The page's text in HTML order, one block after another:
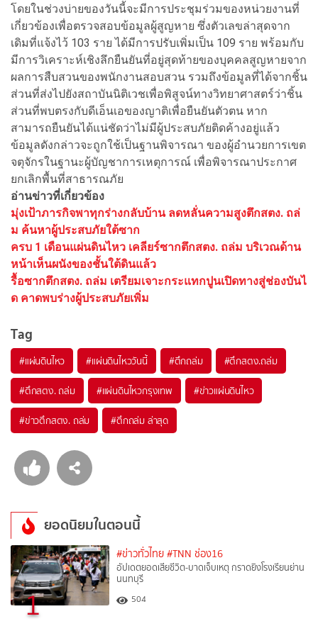
โดยในช่วงบ่ายของวันนี้จะมีการประชุมร่วมของหน่วยงานที่
เกี่ยวข้องเพื่อตรวจสอบข้อมูลผู้สูญหาย ซึ่งตัวเลขล่าสุดจาก
เดิมที่แจ้งไว้ 103 ราย ได้มีการปรับเพิ่มเป็น 109 ราย พร้อมกับ
มีการวิเคราะห์เชิงลึกยืนยันที่อยู่สุดท้ายของบุคคลสูญหายจาก
ผลการสืบสวนของพนักงานสอบสวน รวมถึงข้อมูลที่ได้จากชิ้น
ส่วนที่ส่งไปยังสถาบันนิติเวชเพื่อพิสูจน์ทางวิทยาศาสตร์ว่าชิ้น
ส่วนที่พบตรงกับดีเอ็นเอของญาติเพื่อยืนยันตัวตน หาก
สามารถยืนยันได้แน่ชัดว่าไม่มีผู้ประสบภัยติดค้างอยู่แล้ว
ข้อมูลดังกล่าวจะถูกใช้เป็นฐานพิจารณา ของผู้อำนวยการเขต
จตุจักรในฐานะผู้บัญชาการเหตุการณ์ เพื่อพิจารณาประกาศ
ยกเลิกพื้นที่สาธารณภัย
อ่านข่าวที่เกี่ยวข้อง
มุ่งเป้าภารกิจพาทุกร่างกลับบ้าน ลดหลั่นความสูงตึกสตง. ถล่
ม ค้นหาผู้ประสบภัยใต้ซาก
ครบ 1 เดือนแผ่นดินไหว เคลียร์ซากตึกสตง. ถล่ม บริเวณด้าน
หน้าเห็นผนังของชั้นใต้ดินแล้ว
รื้อซากตึกสตง. ถล่ม เตรียมเจาะกระแทกปูนเปิดทางสู่ช่องบันไ
ด คาดพบร่างผู้ประสบภัยเพิ่ม
Tag
#แผ่นดินไหว #แผ่นดินไหววันนี้ #ตึกถล่ม #ตึกสตง.ถล่ม
#ตึกสตง. ถล่ม #แผ่นดินไหวกรุงเทพ #ข่าวแผ่นดินไหว
#ข่าวตึกสตง. ถล่ม #ตึกถล่ม ล่าสุด
ยอดนิยมในตอนนี้
1
#ข่าวทั่วไทย #TNN ช่อง16
อัปเดตยอดเสียชีวิต-บาดเจ็บเหตุ กราดยิงโรงเรียนย่าน
นนทบุรี
504